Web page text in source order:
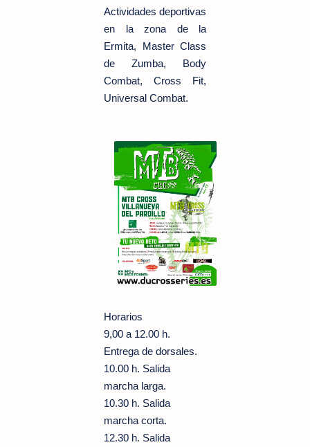
Actividades deportivas
en la zona de la
Ermita, Master Class
de Zumba, Body
Combat, Cross Fit,
Universal Combat.
Horarios
9,00 a 12.00 h.
Entrega de dorsales.
10.00 h. Salida
marcha larga.
10.30 h. Salida
marcha corta.
12.30 h. Salida